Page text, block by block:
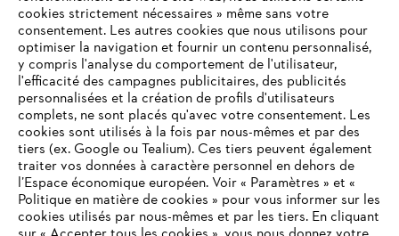
20 SUR 20 PRODUITS
Retour en haut de page
Accessoires et produits complémentaires
cookies strictement nécessaires » même sans votre
consentement. Les autres cookies que nous utilisons pour
optimiser la navigation et fournir un contenu personnalisé,
y compris l'analyse du comportement de l'utilisateur,
l'efficacité des campagnes publicitaires, des publicités
personnalisées et la création de profils d'utilisateurs
complets, ne sont placés qu'avec votre consentement. Les
cookies sont utilisés à la fois par nous-mêmes et par des
tiers (ex. Google ou Tealium). Ces tiers peuvent également
traiter vos données à caractère personnel en dehors de
l’Espace économique européen. Voir « Paramètres » et «
Politique en matière de cookies » pour vous informer sur les
cookies utilisés par nous-mêmes et par les tiers. En cliquant